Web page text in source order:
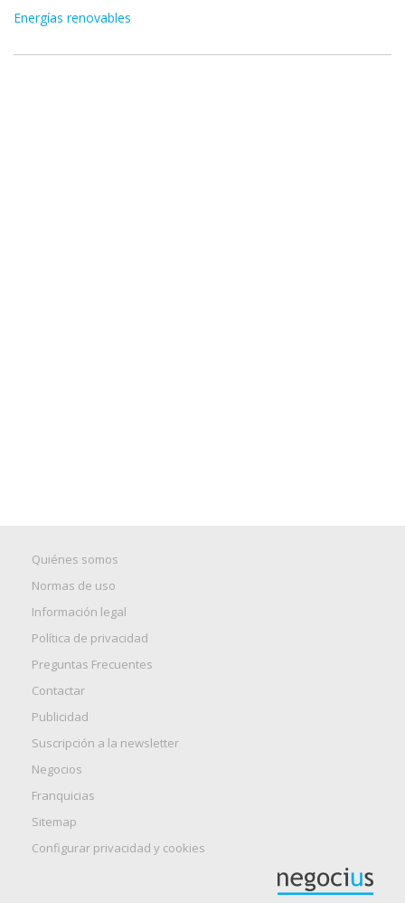
Energías renovables
Quiénes somos
Normas de uso
Información legal
Política de privacidad
Preguntas Frecuentes
Contactar
Publicidad
Suscripción a la newsletter
Negocios
Franquicias
Sitemap
Configurar privacidad y cookies